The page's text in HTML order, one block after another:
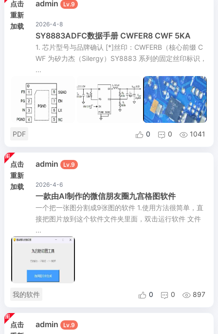
点击
重新
加载
admin Lv.9
2026-4-8
SY8883ADFC数据手册 CWFER8 CWF 5KA
1. 芯片型号与品牌确认 [*]丝印：CWFERB（核心前缀 C
WF 为矽力杰（Silergy）SY8883 系列的固定丝印标识，
...
PDF  0  0  1041
点击
重新
加载
admin Lv.9
2026-4-6
一款由AI制作的微信朋友圈九宫格图软件
一个把一张图分割成9张图的软件 1.使用方法很简单，直
接把图片放到这个软件文件夹里面，双击运行软件 文件
...
我的软件  0  0  897
点击
admin Lv.9